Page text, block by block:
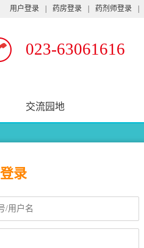
用户登录 药房登录 药剂师登录
023-63061616
交流园地
录